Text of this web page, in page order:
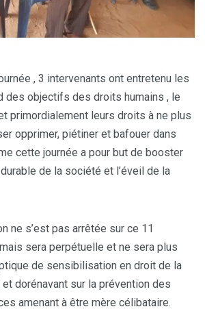
, 3 intervenants ont entretenu les
des objectifs des droits humains , le
primordialement leurs droits à ne plus
opprimer, piétiner et bafouer dans
cette journée a pour but de booster
de la société et l’éveil de la
ne s’est pas arrêtée sur ce 11
sera perpétuelle et ne sera plus
de sensibilisation en droit de la
dorénavant sur la prévention des
amenant à être mère célibataire.